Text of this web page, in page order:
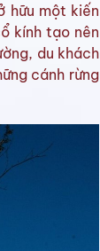
hữu một kiến
kính tạo nên
du khách
cánh rừng